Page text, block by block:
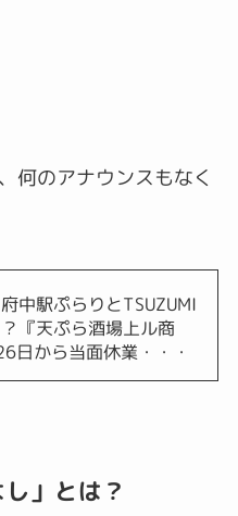
何のアナウンスもなく
府中駅ぷらりとTSUZUMI
『天ぷら酒場上ル商
日から当面休業・・・
」とは？